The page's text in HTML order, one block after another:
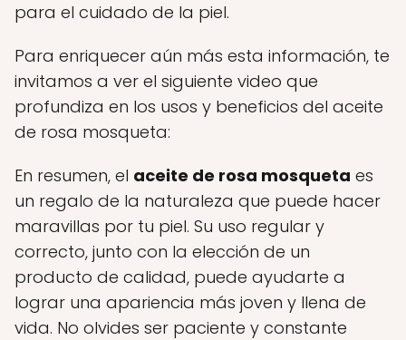
para el cuidado de la piel.
Para enriquecer aún más esta información, te
invitamos a ver el siguiente video que
profundiza en los usos y beneficios del aceite
de rosa mosqueta:
En resumen, el aceite de rosa mosqueta es
un regalo de la naturaleza que puede hacer
maravillas por tu piel. Su uso regular y
correcto, junto con la elección de un
producto de calidad, puede ayudarte a
lograr una apariencia más joven y llena de
vida. No olvides ser paciente y constante